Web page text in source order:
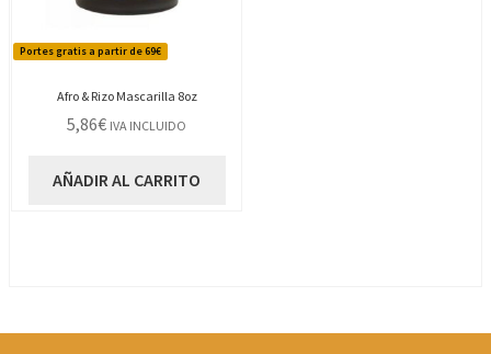
Portes gratis a partir de 69€
Afro & Rizo Mascarilla 8oz
5,86€ IVA INCLUIDO
AÑADIR AL CARRITO